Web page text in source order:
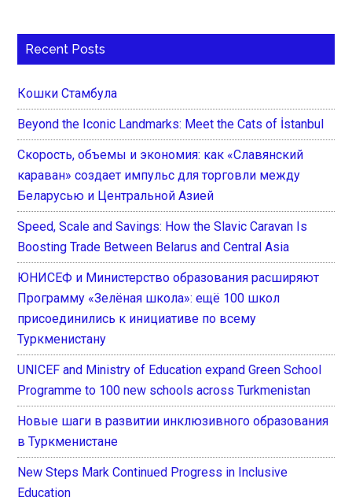
Recent Posts
Кошки Стамбула
Beyond the Iconic Landmarks: Meet the Cats of İstanbul
Скорость, объемы и экономия: как «Славянский
караван» создает импульс для торговли между
Беларусью и Центральной Азией
Speed, Scale and Savings: How the Slavic Caravan Is
Boosting Trade Between Belarus and Central Asia
ЮНИСЕФ и Министерство образования расширяют
Программу «Зелёная школа»: ещё 100 школ
присоединились к инициативе по всему
Туркменистану
UNICEF and Ministry of Education expand Green School
Programme to 100 new schools across Turkmenistan
Новые шаги в развитии инклюзивного образования
в Туркменистане
New Steps Mark Continued Progress in Inclusive
Education